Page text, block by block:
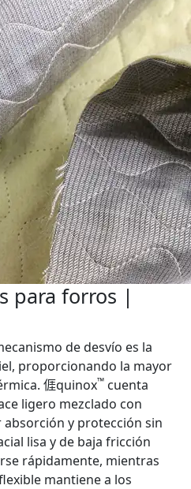
para forros |
de desvío es la
proporcionando la mayor
𠊎quinox™ cuenta
ligero mezclado con
y protección sin
lisa y de baja fricción
rápidamente, mientras
mantiene a los